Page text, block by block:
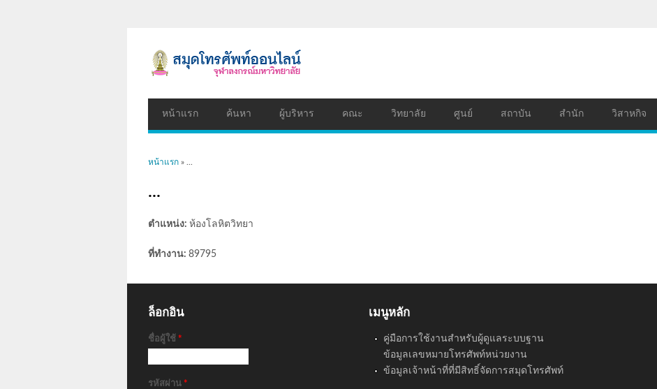
หน้าแรก ค้นหา ผู้บริหาร คณะ วิทยาลัย ศูนย์ สถาบัน สำนัก วิสาหกิจ
คุณอยู่ที่นี่
หน้าแรก » ...
...
ตำแหน่ง: ห้องโลหิตวิทยา
ที่ทำงาน: 89795
ล็อกอิน
ชื่อผู้ใช้ *
รหัสผ่าน *
เมนูหลัก
คู่มือการใช้งานสำหรับผู้ดูแลระบบฐาน
ข้อมูลเลขหมายโทรศัพท์หน่วยงาน
ข้อมูลเจ้าหน้าที่ที่มีสิทธิ์จัดการสมุดโทรศัพท์